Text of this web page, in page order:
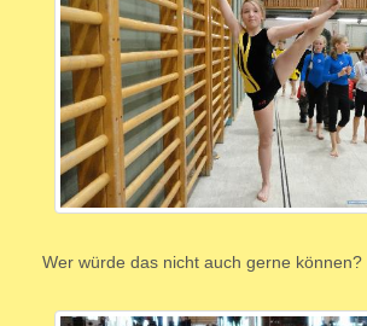
Wer würde das nicht auch gerne können?